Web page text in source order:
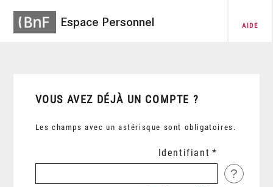
Espace Personnel AIDE
VOUS AVEZ DÉJÀ UN COMPTE ?
Les champs avec un astérisque sont obligatoires.
Identifiant
?